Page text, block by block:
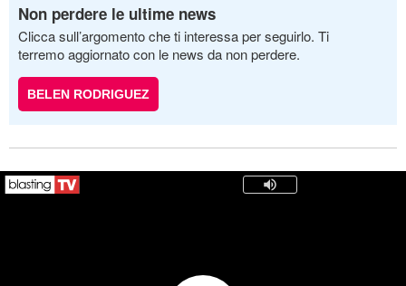
Non perdere le ultime news
Clicca sull’argomento che ti interessa per seguirlo. Ti
terremo aggiornato con le news da non perdere.
BELEN RODRIGUEZ